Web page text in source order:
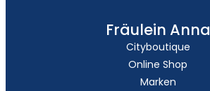
Fräulein Anna
Cityboutique
Online Shop
Marken